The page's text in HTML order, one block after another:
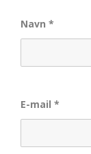
Navn *
E-mail *